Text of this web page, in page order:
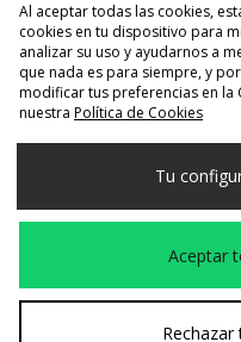
España
Aceptamos las
Visita nuestra
Al aceptar todas las cookies,
cookies en tu dispositivo para
analizar su uso y ayudarnos a
que nada es para siempre, y
modificar tus preferencias en la
nuestra Política de Cookies
Tu
Aceptar